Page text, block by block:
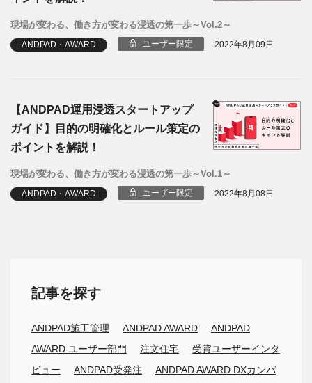
現場が変わる、働き方が変わる浸透の第一歩～Vol.2～
ANDPAD・AWARD ユーザー限定 2022年8月09日
【ANDPAD運用浸透スタートアップ
ガイド】目的の明確化とルール策定の
ポイントを解説！
現場が変わる、働き方が変わる浸透の第一歩～Vol.1～
ANDPAD・AWARD ユーザー限定 2022年8月08日
記事を探す
ANDPAD施工管理 ANDPAD AWARD
ANDPAD
AWARD ユーザー部門
注文住宅
受賞ユーザーインタ
ビュー
ANDPAD受発注
ANDPAD AWARD DXカンパ